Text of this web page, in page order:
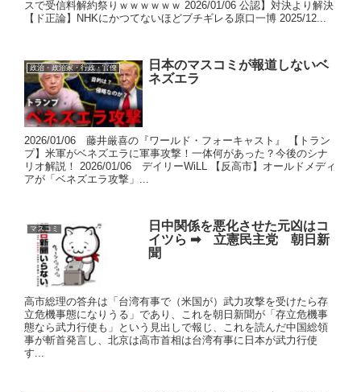
スで受信料解約祭りｗｗｗｗｗｗ 2026/01/06 公認】対決より解決
【ド正論】NHKにかつてないほどブチギレる原口一博 2025/12...
政治・政治家・行政・官僚
日本のマスコミが報道しないベ
ネズエラ
2026/01/06 藤井厳喜の『ワールド・フォーキャスト』 【トラン
プ】米軍がベネズエラに軍事攻撃！一体何があった？今後のシナ
リオ解説！ 2026/01/06 デイリーWiLL 【反高市】オールドメディ
アが「ベネズエラ攻撃」...
マスコミ
日中関係を悪化させた元凶はコ
イツら ➡ 立憲民主党 朝日新
聞
高市総理の答弁は「台湾有事で（米国が）武力攻撃を受けたら存
立危機事態になりうる」であり、これを朝日新聞が「存立危機事
態なら武力行使も」という見出しで報じ、これを読んだ中国総領
事が斬首発言し、北京は高市首相は台湾有事に日本が武力行使
す...